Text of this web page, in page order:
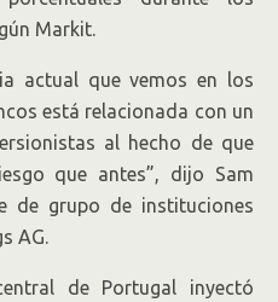
Markit.
actual que vemos en los
está relacionada con un
al hecho de que
que antes”, dijo Sam
de grupo de instituciones
AG.
de Portugal inyectó